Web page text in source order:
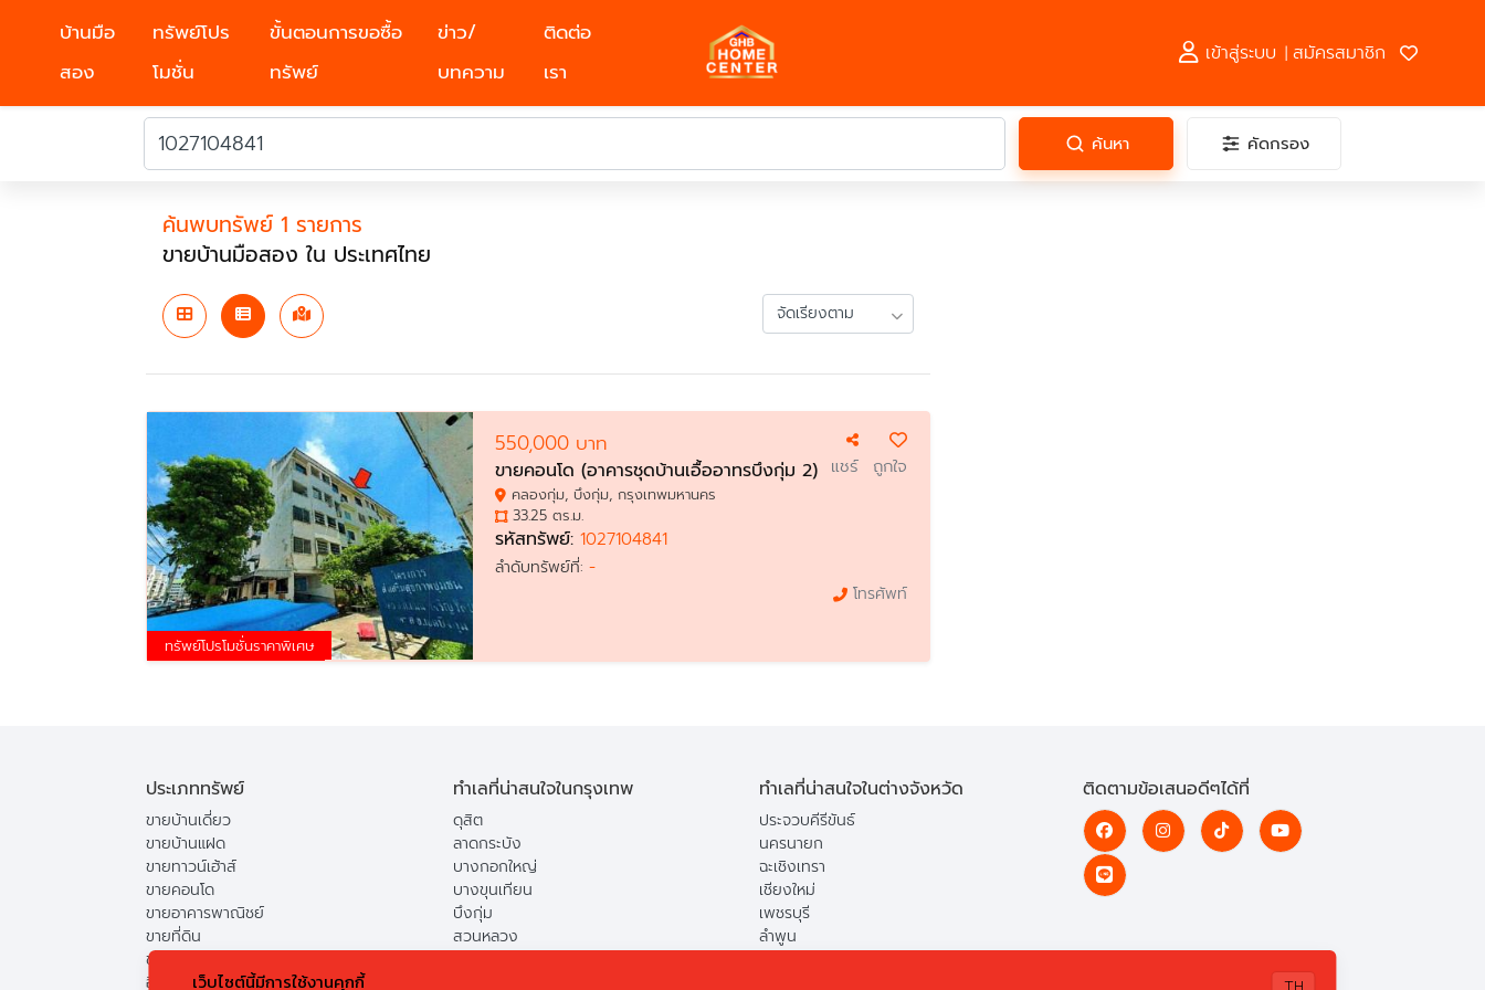
บ้านมือ
สอง
ทรัพย์โปร
โมชั่น
ขั้นตอนการขอซื้อ
ทรัพย์
ข่าว/
บทความ
ติดต่อ
เรา
เข้าสู่ระบบ | สมัครสมาชิก
ค้นหา คัดกรอง
ค้นพบทรัพย์ 1 รายการ
ขายบ้านมือสอง ใน ประเทศไทย
ทรัพย์โปรโมชั่นราคาพิเศษ
แชร์ ถูกใจ
550,000 บาท
ขายคอนโด (อาคารชุดบ้านเอื้ออาทรบึงกุ่ม 2)
คลองกุ่ม, บึงกุ่ม, กรุงเทพมหานคร
33.25 ตร.ม.
รหัสทรัพย์: 1027104841
ลำดับทรัพย์ที่: -
โทรศัพท์
ประเภททรัพย์
ขายบ้านเดี่ยว
ขายบ้านแฝด
ขายทาวน์เฮ้าส์
ขายคอนโด
ขายอาคารพาณิชย์
ขายที่ดิน
ขายแฟลต
อื่น
ทำเลที่น่าสนใจในกรุงเทพ
ดุสิต
ลาดกระบัง
บางกอกใหญ่
บางขุนเทียน
บึงกุ่ม
สวนหลวง
ทำเลที่น่าสนใจในต่างจังหวัด
ประจวบคีรีขันธ์
นครนายก
ฉะเชิงเทรา
เชียงใหม่
เพชรบุรี
ลำพูน
ติดตามข้อเสนอดีๆได้ที่
เว็บไซต์นี้มีการใช้งานคุกกี้